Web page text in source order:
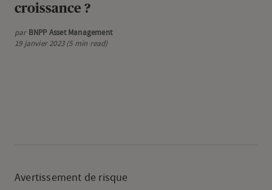
croissance ?
par BNPP Asset Management
19 janvier 2023 (5 min read)
Avertissement de risque